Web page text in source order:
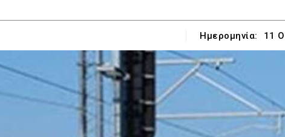
Ημερομηνία: 11